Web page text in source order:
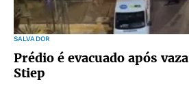
SALVADOR
Prédio é evacuado após
Stiep